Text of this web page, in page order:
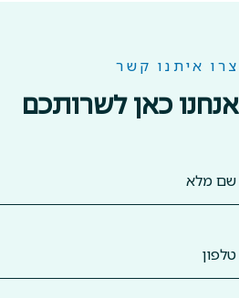
צרו איתנו קשר
אנחנו כאן לשרותכם